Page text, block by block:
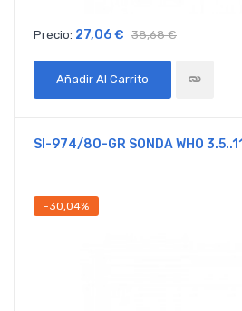
Precio: 27,06 € 38,68 €
Añadir Al Carrito
SI-974/80-GR SONDA WHO
-30,04%